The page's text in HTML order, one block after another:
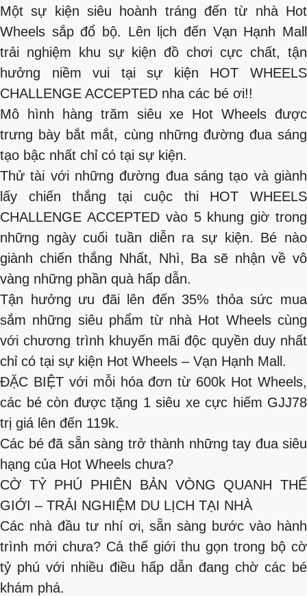
Một sự kiện siêu hoành tráng đến từ nhà Hot
Wheels sắp đổ bộ. Lên lịch đến Vạn Hạnh Mall
trải nghiệm khu sự kiện đồ chơi cực chất, tận
hưởng niềm vui tại sự kiện HOT WHEELS
CHALLENGE ACCEPTED nha các bé ơi!!
Mô hình hàng trăm siêu xe Hot Wheels được
trưng bày bắt mắt, cùng những đường đua sáng
tạo bậc nhất chỉ có tại sự kiện.
Thử tài với những đường đua sáng tạo và giành
lấy chiến thắng tại cuộc thi HOT WHEELS
CHALLENGE ACCEPTED vào 5 khung giờ trong
những ngày cuối tuần diễn ra sự kiện. Bé nào
giành chiến thắng Nhất, Nhì, Ba sẽ nhận về vô
vàng những phần quà hấp dẫn.
Tận hưởng ưu đãi lên đến 35% thỏa sức mua
sắm những siêu phẩm từ nhà Hot Wheels cùng
với chương trình khuyến mãi độc quyền duy nhất
chỉ có tại sự kiện Hot Wheels – Vạn Hạnh Mall.
ĐẶC BIỆT với mỗi hóa đơn từ 600k Hot Wheels,
các bé còn được tặng 1 siêu xe cực hiếm GJJ78
trị giá lên đến 119k.
Các bé đã sẵn sàng trở thành những tay đua siêu
hạng của Hot Wheels chưa?
CỜ TỶ PHÚ PHIÊN BẢN VÒNG QUANH THẾ
GIỚI – TRẢI NGHIỆM DU LỊCH TẠI NHÀ
Các nhà đầu tư nhí ơi, sẵn sàng bước vào hành
trình mới chưa? Cả thế giới thu gọn trong bộ cờ
tỷ phú với nhiều điều hấp dẫn đang chờ các bé
khám phá.